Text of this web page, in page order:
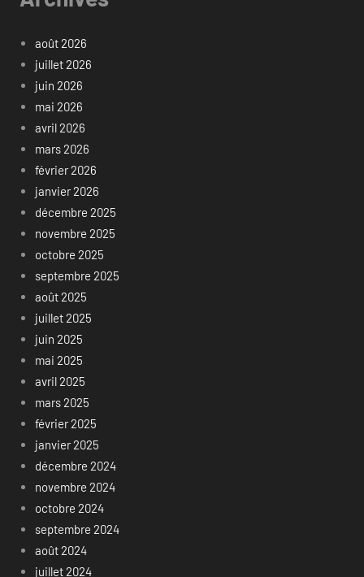
août 2026
juillet 2026
juin 2026
mai 2026
avril 2026
mars 2026
février 2026
janvier 2026
décembre 2025
novembre 2025
octobre 2025
septembre 2025
août 2025
juillet 2025
juin 2025
mai 2025
avril 2025
mars 2025
février 2025
janvier 2025
décembre 2024
novembre 2024
octobre 2024
septembre 2024
août 2024
juillet 2024